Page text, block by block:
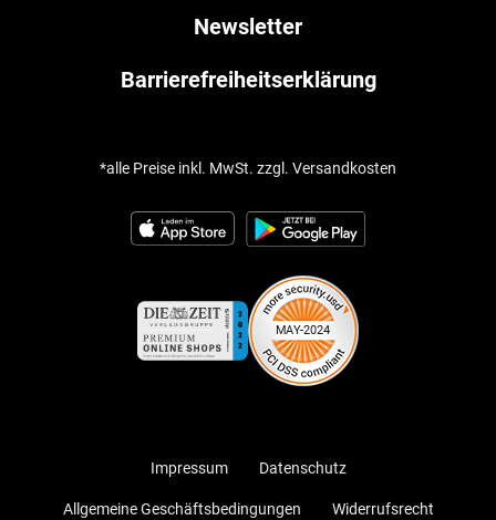
Newsletter
Barrierefreiheitserklärung
*alle Preise inkl. MwSt. zzgl. Versandkosten
Impressum Datenschutz
Allgemeine Geschäftsbedingungen Widerrufsrecht